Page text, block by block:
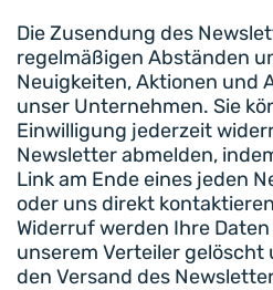
Die Zusendung des
regelmäßigen Abständen
Neuigkeiten, Aktionen und
unser Unternehmen. Sie
Einwilligung jederzeit
Newsletter abmelden,
Link am Ende eines jeden
oder uns direkt
Widerruf werden Ihre
unserem Verteiler
den Versand des